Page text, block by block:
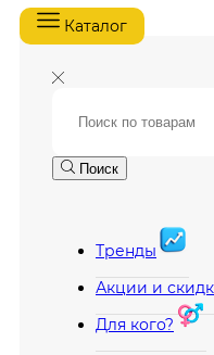
Каталог
Поиск
Тренды
Акции и
Для кого?